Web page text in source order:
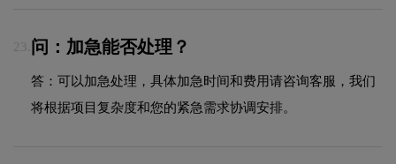
23. 问：加急能否处理？
答：可以加急处理，具体加急时间和费用请咨询客服，我们
将根据项目复杂度和您的紧急需求协调安排。